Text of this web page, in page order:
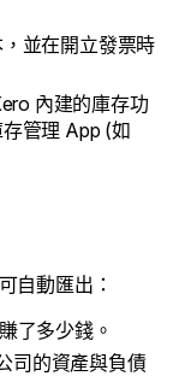
並在開立發票時
內建的庫存功
管理 App (如
自動匯出：
了多少錢。
司的資產與負債